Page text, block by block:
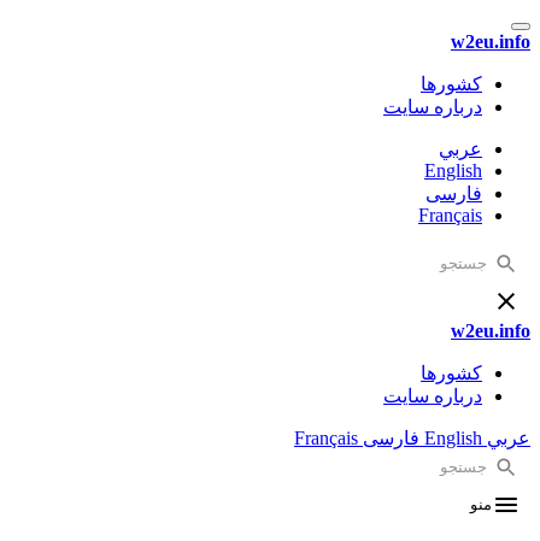
w2eu.info
کشورها
درباره سایت
عربي
English
فارسی
Français
w2eu.info
کشورها
درباره سایت
عربي English فارسی Français
منو